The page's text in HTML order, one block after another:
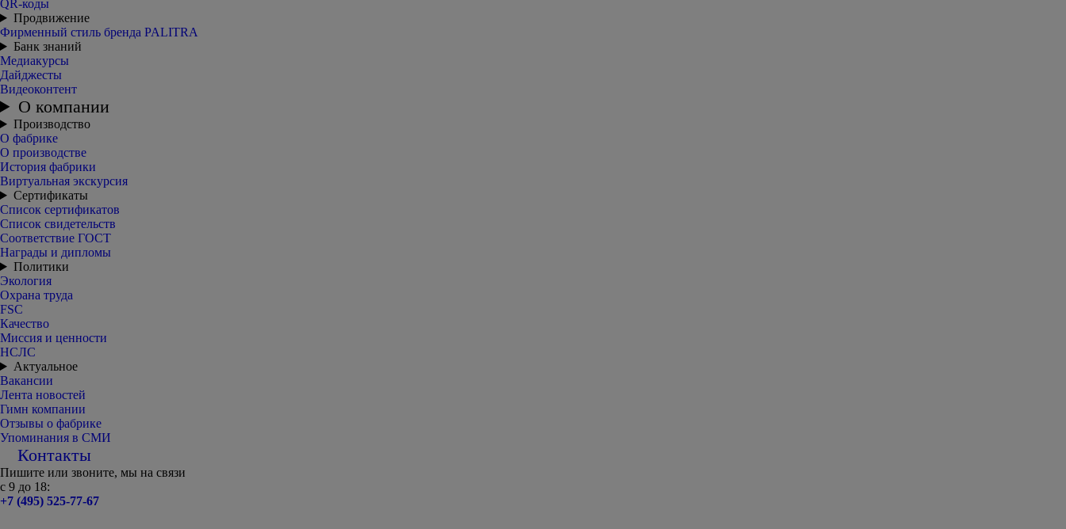
QR-коды
Продвижение
Фирменный стиль бренда PALITRA
Банк знаний
Медиакурсы
Дайджесты
Видеоконтент
О компании
Производство
О фабрике
О производстве
История фабрики
Виртуальная экскурсия
Сертификаты
Список сертификатов
Список свидетельств
Соответствие ГОСТ
Награды и дипломы
Политики
Экология
Охрана труда
FSC
Качество
Миссия и ценности
НСЛС
Актуальное
Вакансии
Лента новостей
Гимн компании
Отзывы о фабрике
Упоминания в СМИ
Контакты
Пишите или звоните, мы на связи
с 9 до 18:
+7 (495) 525-77-67